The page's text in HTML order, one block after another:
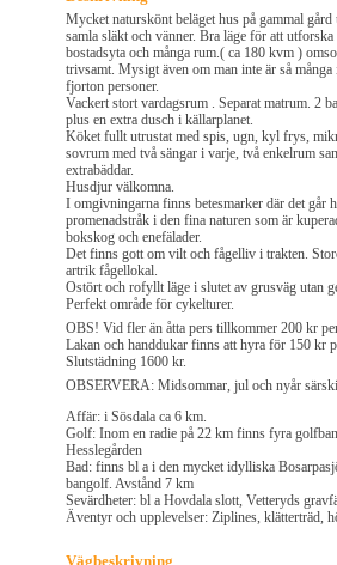
Mycket naturskönt beläget hus på gammal
samla släkt och vänner. Bra läge för att
bostadsyta och många rum.( ca 180 kvm )
trivsamt. Mysigt även om man inte är så
fjorton personer.
Vackert stort vardagsrum . Separat matrum. 2
plus en extra dusch i källarplanet.
Köket fullt utrustat med spis, ugn, kyl frys,
sovrum med två sängar i varje, två enkelrum
extrabäddar.
Husdjur välkomna.
I omgivningarna finns betesmarker där det går
promenadstråk i den fina naturen som är
bokskog och enefälader.
Det finns gott om vilt och fågelliv i trakten.
artrik fågellokal.
Ostört och rofyllt läge i slutet av grusväg utan
Perfekt område för cykelturer.
OBS! Vid fler än åtta pers tillkommer 200 kr
Lakan och handdukar finns att hyra för 150 kr
Slutstädning 1600 kr.
OBSERVERA: Midsommar, jul och nyår
Affär: i Sösdala ca 6 km.
Golf: Inom en radie på 22 km finns fyra
Hesslegården
Bad: finns bl a i den mycket idylliska
bangolf. Avstånd 7 km
Sevärdheter: bl a Hovdala slott, Vetteryds
Äventyr och upplevelser: Ziplines, klätterträd,
Vägbeskrivning